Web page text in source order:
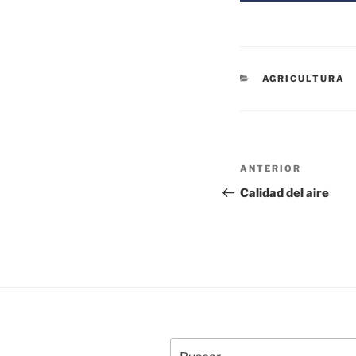
CATEGORÍAS
AGRICULTURA
Navegación
de
Entrada
anterior:
ANTERIOR
Calidad del aire